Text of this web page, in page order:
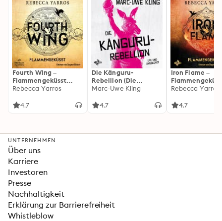
Fourth Wing –
Flammengeküsst
(Flammengeküsst-
Rebecca Yarros
4.7
Die Känguru-
Rebellion (Die
Känguru-Werke 5)
Marc-Uwe Kling
4.7
Iron Flame –
heißersehnte
Rebecca Yarros
4.7
UNTERNEHMEN
Über uns
Karriere
Investoren
Presse
Nachhaltigkeit
Erklärung zur Barrierefreiheit
Whistleblow